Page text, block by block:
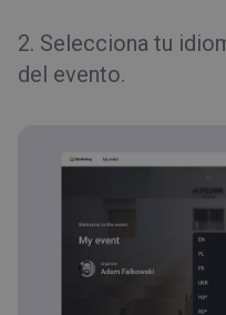
2. Selecciona tu
del evento.